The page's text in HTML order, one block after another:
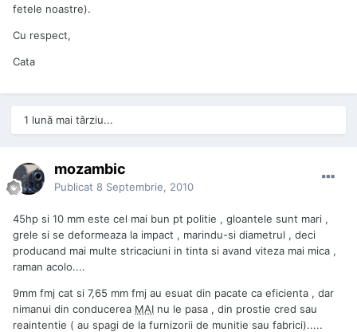
fetele noastre).
Cu respect,
Cata
1 lună mai târziu...
mozambic
Publicat 8 Septembrie, 2010
45hp si 10 mm este cel mai bun pt politie , gloantele sunt mari ,
grele si se deformeaza la impact , marindu-si diametrul , deci
producand mai multe stricaciuni in tinta si avand viteza mai mica ,
raman acolo....
9mm fmj cat si 7,65 mm fmj au esuat din pacate ca eficienta , dar
nimanui din conducerea MAI nu le pasa , din prostie cred sau
reaintentie ( au spagi de la furnizorii de munitie sau fabrici).....